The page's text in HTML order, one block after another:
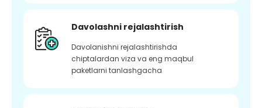
Davolashni rejalashtirish
Davolanishni rejalashtirishda
chiptalardan viza va eng maqbul
paketlarni tanlashgacha